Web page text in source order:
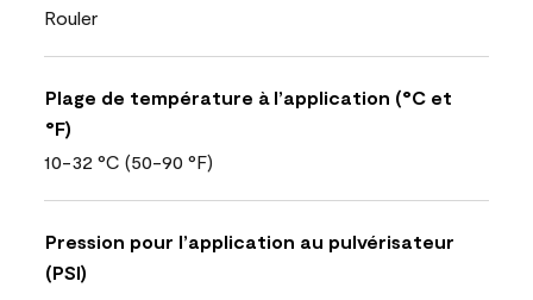
Rouler
Plage de température à l’application (°C et
°F)
10-32 °C (50-90 °F)
Pression pour l’application au pulvérisateur
(PSI)